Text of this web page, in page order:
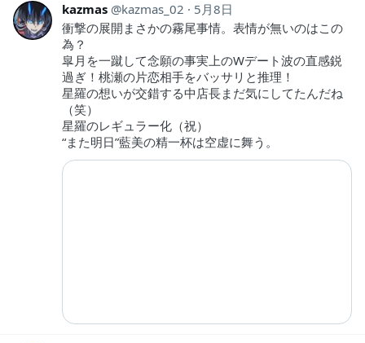
kazmas kazmas_02
5月8日
衝撃の展開まさかの霧尾事情。表情が無いのはこの
為？
皐月を一蹴して念願の事実上のWデート波の直感鋭
過ぎ！桃瀬の片恋相手をバッサリと推理！
星羅の想いが交錯する中店長まだ気にしてたんだね
（笑）
星羅のレギュラー化（祝）
“また明日”藍美の精一杯は空虚に舞う。